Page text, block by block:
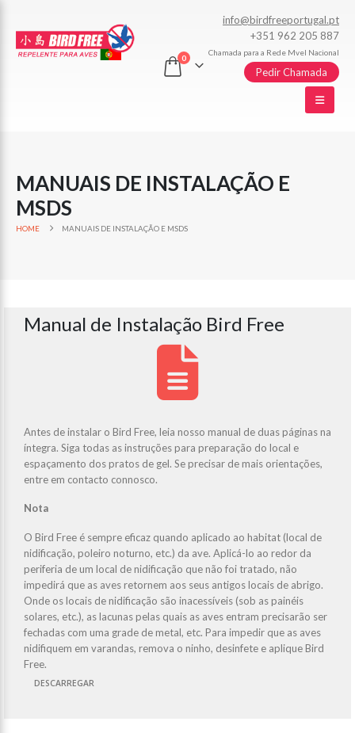
0
info@birdfreeportugal.pt
+351 962 205 887
Chamada para a Rede Mvel Nacional
Pedir Chamada
MANUAIS DE INSTALAÇÃO E
MSDS
HOME MANUAIS DE INSTALAÇÃO E MSDS
Manual de Instalação Bird Free
Antes de instalar o Bird Free, leia nosso manual de duas páginas na
íntegra. Siga todas as instruções para preparação do local e
espaçamento dos pratos de gel. Se precisar de mais orientações,
entre em contacto connosco.
Nota
O Bird Free é sempre eficaz quando aplicado ao habitat (local de
nidificação, poleiro noturno, etc.) da ave. Aplicá-lo ao redor da
periferia de um local de nidificação que não foi tratado, não
impedirá que as aves retornem aos seus antigos locais de abrigo.
Onde os locais de nidificação são inacessíveis (sob as painéis
solares, etc.), as lacunas pelas quais as aves entram precisarão ser
fechadas com uma grade de metal, etc. Para impedir que as aves
nidifiquem em varandas, remova o ninho, desinfete e aplique Bird
Free.
DESCARREGAR